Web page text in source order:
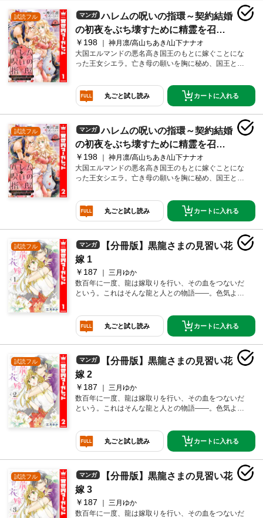
試読フル マンガ
ハレムの呪いの指環～契約結婚
の初夜をぶち壊すために精霊を召喚
してみました～ 1
￥198
神月凛/高山ちあき/山下ナナオ
大国エルマンドの悪名高き国王のもとに嫁ぐことにな
った王女シエラ。亡き母の願いを胸に秘め、国王との
精イマームと出会い、思わぬ騒動に巻き込まれてい
く。アラビアンを舞台にした後宮ラブファンタジー。
丸ごと試し読み カートに入れる
試読フル マンガ
ハレムの呪いの指環～契約結婚
の初夜をぶち壊すために精霊を召喚
してみました～ 2
￥198
神月凛/高山ちあき/山下ナナオ
大国エルマンドの悪名高き国王のもとに嫁ぐことにな
った王女シエラ。亡き母の願いを胸に秘め、国王との
精イマームと出会い、思わぬ騒動に巻き込まれてい
く。アラビアンを舞台にした後宮ラブファンタジー。
丸ごと試し読み カートに入れる
試読フル マンガ
【分冊版】黒龍さまの見習い花
嫁 1
￥187
三月ゆか
数百年に一度、龍は嫁取りを行い、その血をつないだ
という。これはそんな龍と人との物語――。色気より
子様風の美形男子に一目ぼれされて☆ しかも「今日
から龍神様の花嫁だ」と言われて――!? 腹黒龍と貧乏
少女が契約結婚!? オリエンタル異種間LOVE♪
丸ごと試し読み カートに入れる
試読フル マンガ
【分冊版】黒龍さまの見習い花
嫁 2
￥187
三月ゆか
数百年に一度、龍は嫁取りを行い、その血をつないだ
という。これはそんな龍と人との物語――。色気より
子様風の美形男子に一目ぼれされて☆ しかも「今日
から龍神様の花嫁だ」と言われて――!? 腹黒龍と貧乏
少女が契約結婚!? オリエンタル異種間LOVE♪
丸ごと試し読み カートに入れる
試読フル マンガ
【分冊版】黒龍さまの見習い花
嫁 3
￥187
三月ゆか
数百年に一度、龍は嫁取りを行い、その血をつないだ